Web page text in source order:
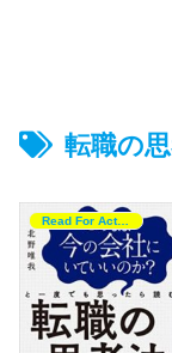
転職の
Read For Action